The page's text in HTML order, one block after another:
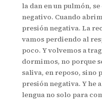
la dan en un pulmón,
negativo. Cuando
presión negativa. La
vamos perdiendo al
poco. Y volvemos a
dormimos, no porque
saliva, en reposo, sino
presión negativa. Y he
lengua no solo para